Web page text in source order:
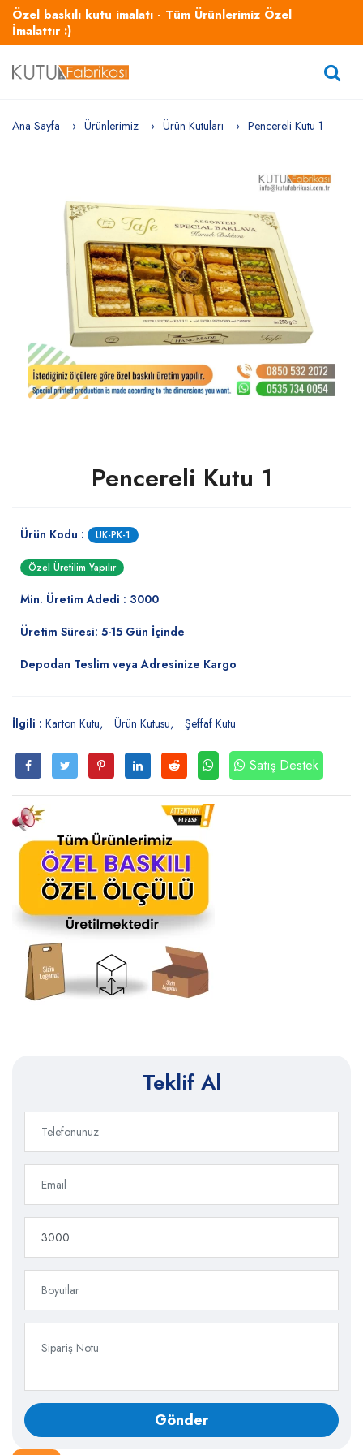
Özel baskılı kutu imalatı - Tüm Ürünlerimiz Özel
İmalattır :)
Ana Sayfa Ürünlerimiz Ürün Kutuları Pencereli Kutu 1
Pencereli Kutu 1
Ürün Kodu : UK-PK-1
Özel Üretilim Yapılır
Min. Üretim Adedi : 3000
Üretim Süresi: 5-15 Gün İçinde
Depodan Teslim veya Adresinize Kargo
İlgili : Karton Kutu Ürün Kutusu Şeffaf Kutu
Satış Destek
Teklif Al